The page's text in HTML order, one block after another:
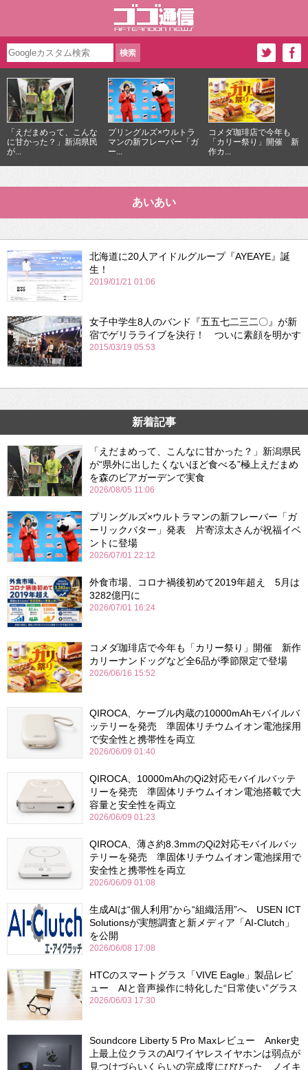
「えだまめって、こんな
に甘かった？」新潟県民
が...
プリングルズ×ウルトラ
マンの新フレーバー「ガ
ー...
コメダ珈琲店で今年も
「カリー祭り」開催 新
作カ...
あいあい
北海道に20人アイドルグループ『AYEAYE』誕
生！
2019/01/21 01:06
女子中学生8人のバンド『五五七二三二〇』が新
宿でゲリラライブを決行！ ついに素顔を明かす
2015/03/19 05:53
新着記事
「えだまめって、こんなに甘かった？」新潟県民
が“県外に出したくないほど食べる”極上えだまめ
を森のビアガーデンで実食
2026/08/05 11:06
プリングルズ×ウルトラマンの新フレーバー「ガ
ーリックバター」発表 片寄涼太さんが祝福イベ
ントに登場
2026/07/01 22:12
外食市場、コロナ禍後初めて2019年超え 5月は
3282億円に
2026/07/01 16:24
コメダ珈琲店で今年も「カリー祭り」開催 新作
カリーナンドッグなど全6品が季節限定で登場
2026/06/16 15:52
QIROCA、ケーブル内蔵の10000mAhモバイルバ
ッテリーを発売 準固体リチウムイオン電池採用
で安全性と携帯性を両立
2026/06/09 01:40
QIROCA、10000mAhのQi2対応モバイルバッテ
リーを発売 準固体リチウムイオン電池搭載で大
容量と安全性を両立
2026/06/09 01:23
QIROCA、薄さ約8.3mmのQi2対応モバイルバッ
テリーを発売 準固体リチウムイオン電池採用で
安全性と携帯性を両立
2026/06/09 01:08
生成AIは“個人利用”から“組織活用”へ USEN ICT
Solutionsが実態調査と新メディア「AI-Clutch」
を公開
2026/06/08 17:08
HTCのスマートグラス「VIVE Eagle」製品レビ
ュー AIと音声操作に特化した“日常使い”グラス
2026/06/03 17:30
Soundcore Liberty 5 Pro Maxレビュー Anker史
上最上位クラスのAIワイヤレスイヤホンは弱点が
見つけづらいくらいの完成度にびびった ノイキ